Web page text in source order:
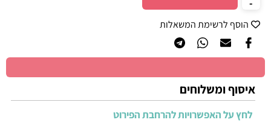
הוסף לרשימת המשאלות
איסוף ומשלוחים
לחץ על האפשרויות להרחבת הפירוט